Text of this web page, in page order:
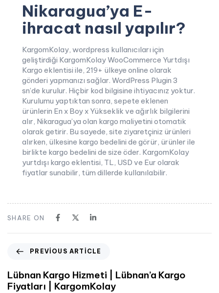
Nikaragua’ya E-
ihracat nasıl yapılır?
KargomKolay, wordpress kullanıcıları için
geliştirdiği KargomKolay WooCommerce Yurtdışı
Kargo eklentisi ile, 219+ ülkeye online olarak
gönderi yapmanızı sağlar. WordPress Plugin 3
sn’de kurulur. Hiçbir kod bilgisine ihtiyacınız yoktur.
Kurulumu yaptıktan sonra, sepete eklenen
ürünlerin En x Boy x Yükseklik ve ağırlık bilgilerini
alır, Nikaragua’ya olan kargo maliyetini otomatik
olarak getirir. Bu sayede, site ziyaretçiniz ürünleri
alırken, ülkesine kargo bedelini de görür, ürünler ile
birlikte kargo bedelini de size öder. KargomKolay
yurtdışı kargo eklentisi, TL, USD ve Eur olarak
fiyatlar sunabilir, tüm dillerde kullanılabilir.
SHARE ON
PREVIOUS ARTICLE
Lübnan Kargo Hizmeti | Lübnan’a Kargo
Fiyatları | KargomKolay